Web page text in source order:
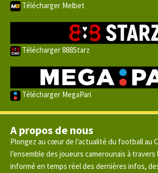
Télécharger Melbet
Télécharger 888Starz
Télécharger MegaPari
A propos de nous
Plongez au cœur de l’actualité du football au
l’ensemble des joueurs camerounais à
informé en temps réel des dernières infos,